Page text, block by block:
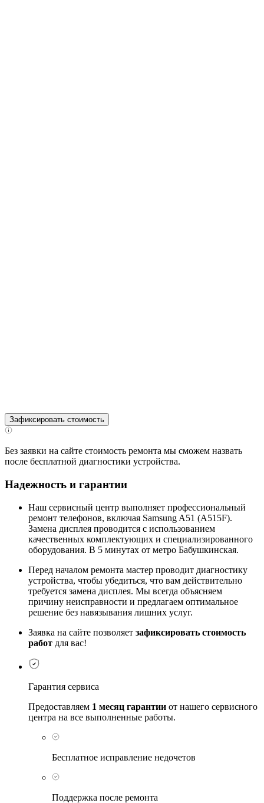
Зафиксировать стоимость
Без заявки на сайте стоимость ремонта мы сможем назвать
после бесплатной диагностики устройства.
Надежность и гарантии
Наш сервисный центр выполняет профессиональный
ремонт телефонов, включая Samsung A51 (A515F).
Замена дисплея проводится с использованием
качественных комплектующих и специализированного
оборудования. В 5 минутах от метро Бабушкинская.
Перед началом ремонта мастер проводит диагностику
устройства, чтобы убедиться, что вам действительно
требуется замена дисплея. Мы всегда объясняем
причину неисправности и предлагаем оптимальное
решение без навязывания лишних услуг.
Заявка на сайте позволяет зафиксировать стоимость
работ для вас!
Гарантия сервиса
Предоставляем 1 месяц гарантии от нашего сервисного
центра на все выполненные работы.
Бесплатное исправление недочетов
Поддержка после ремонта